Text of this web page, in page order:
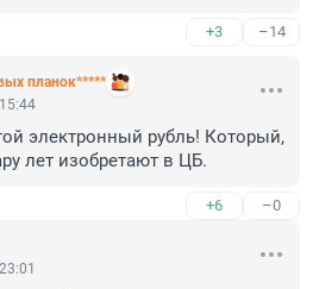
+3 –14
планок*****
электронный рубль! Который,
лет изобретают в ЦБ.
+6 –0